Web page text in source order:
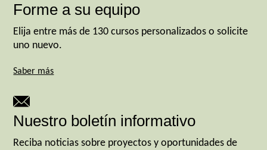
Forme a su equipo
Elija entre más de 130 cursos personalizados o solicite
uno nuevo.
Saber más
Nuestro boletín informativo
Reciba noticias sobre proyectos y oportunidades de